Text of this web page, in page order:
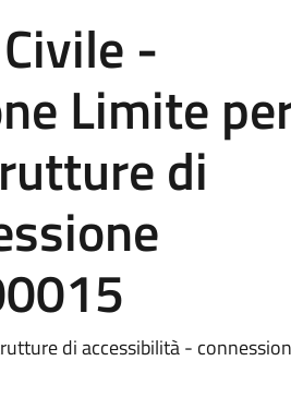
-
Limite
di
di accessibilità -